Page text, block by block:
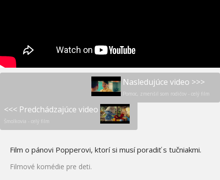
Nasledujúce video >>>
Pomoc, zmenšil som rodičov - celý film
<<< Predchádzajúce video
Šmolkovia - celý film
Film o pánovi Popperovi, ktorí si musí poradiť s tučniakmi.
Filmové komédie pre deti.